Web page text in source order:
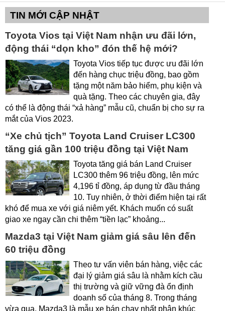
TIN MỚI CẬP NHẬT
Toyota Vios tại Việt Nam nhận ưu đãi lớn,
động thái “dọn kho” đón thế hệ mới?
Toyota Vios tiếp tục được ưu đãi lớn
đến hàng chục triệu đồng, bao gồm
tặng một năm bảo hiểm, phụ kiện và
quà tặng. Theo các chuyên gia, đây
có thể là động thái “xả hàng” mẫu cũ, chuẩn bị cho sự ra
mắt của Vios 2023.
“Xe chủ tịch” Toyota Land Cruiser LC300
tăng giá gần 100 triệu đồng tại Việt Nam
Toyota tăng giá bán Land Cruiser
LC300 thêm 96 triệu đồng, lên mức
4,196 tỉ đồng, áp dụng từ đầu tháng
10. Tuy nhiên, ở thời điểm hiện tại rất
khó để mua xe với giá niêm yết. Khách muốn có suất
giao xe ngay cần chi thêm “tiền lạc” khoảng...
Mazda3 tại Việt Nam giảm giá sâu lên đến
60 triệu đồng
Theo tư vấn viên bán hàng, việc các
đại lý giảm giá sâu là nhằm kích cầu
thị trường và giữ vững đà ổn định
doanh số của tháng 8. Trong tháng
vừa qua, Mazda3 là mẫu xe bán chạy nhất phân khúc